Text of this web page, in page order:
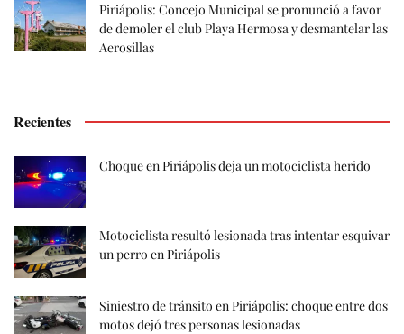
Piriápolis: Concejo Municipal se pronunció a favor
de demoler el club Playa Hermosa y desmantelar las
Aerosillas
Recientes
Choque en Piriápolis deja un motociclista herido
Motociclista resultó lesionada tras intentar esquivar
un perro en Piriápolis
Siniestro de tránsito en Piriápolis: choque entre dos
motos dejó tres personas lesionadas